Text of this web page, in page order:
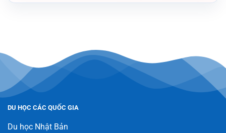
DU HỌC CÁC QUỐC GIA
Du học Nhật Bản